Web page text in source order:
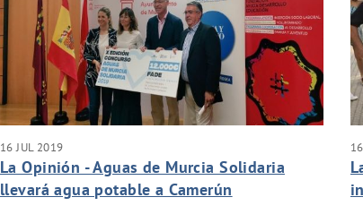
16 JUL 2019
La Opinión - Aguas de Murcia Solidaria
llevará agua potable a Camerún